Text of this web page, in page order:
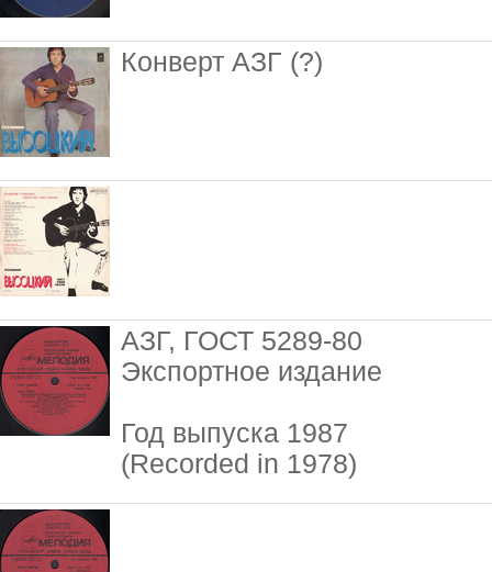
Конверт АЗГ (?)
АЗГ, ГОСТ 5289-80
Экспортное издание
Год выпуска 1987
(Recorded in 1978)